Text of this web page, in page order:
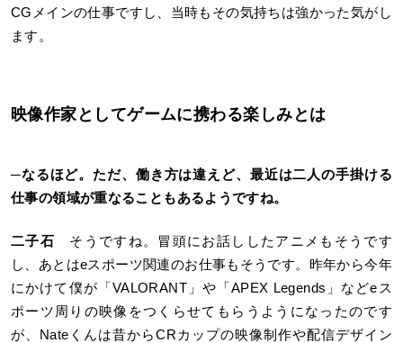
CGメインの仕事ですし、当時もその気持ちは強かった気がし
ます。
映像作家としてゲームに携わる楽しみとは
─なるほど。ただ、働き方は違えど、最近は二人の手掛ける
仕事の領域が重なることもあるようですね。
二子石 そうですね。冒頭にお話ししたアニメもそうです
し、あとはeスポーツ関連のお仕事もそうです。昨年から今年
にかけて僕が「VALORANT」や「APEX Legends」などeス
ポーツ周りの映像をつくらせてもらうようになったのです
が、Nateくんは昔からCRカップの映像制作や配信デザイン